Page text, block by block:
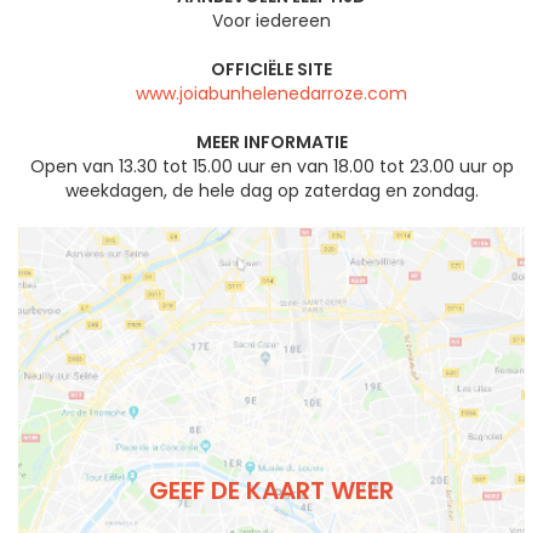
Voor iedereen
OFFICIËLE SITE
www.joiabunhelenedarroze.com
MEER INFORMATIE
Open van 13.30 tot 15.00 uur en van 18.00 tot 23.00 uur op
weekdagen, de hele dag op zaterdag en zondag.
GEEF DE KAART WEER